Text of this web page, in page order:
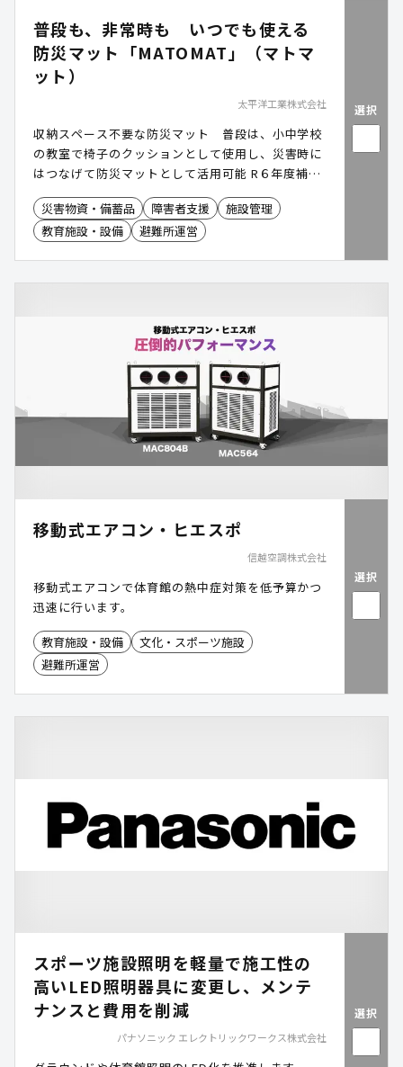
普段も、非常時も いつでも使える
防災マット「MATOMAT」（マトマ
ット）
太平洋工業株式会社
収納スペース不要な防災マット 普段は、小中学校
の教室で椅子のクッションとして使用し、災害時に
はつなげて防災マットとして活用可能 R６年度補正
予算「地域防災緊急整備型」活用による導入事例あ
り災害物資・備蓄品 障害者支援
施設管理
教育施設・設備
避難所運営
選択
移動式エアコン・ヒエスポ
信越空調株式会社
移動式エアコンで体育館の熱中症対策を低予算かつ
迅速に行います。
教育施設・設備
文化・スポーツ施設
避難所運営
選択
スポーツ施設照明を軽量で施工性の
高いLED照明器具に変更し、メンテ
ナンスと費用を削減
パナソニック エレクトリックワークス株式会社
選択